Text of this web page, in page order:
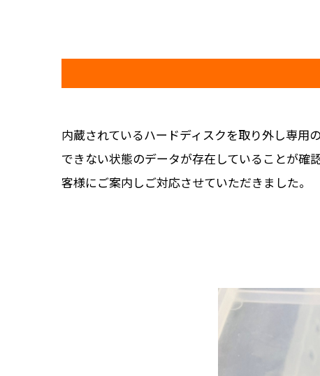
内蔵されているハードディスクを取り外し専用
できない状態のデータが存在していることが確
客様にご案内しご対応させていただきました。